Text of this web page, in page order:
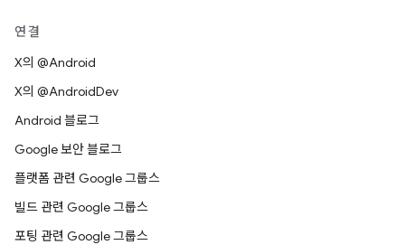
연결
X의 @Android
X의 @AndroidDev
Android 블로그
Google 보안 블로그
플랫폼 관련 Google 그룹스
빌드 관련 Google 그룹스
포팅 관련 Google 그룹스